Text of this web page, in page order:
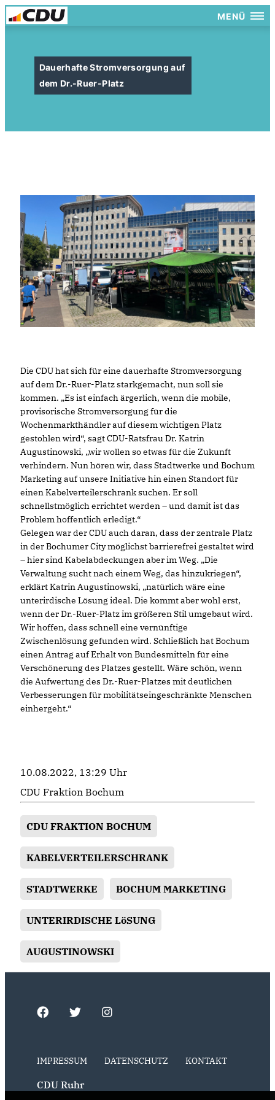
MENÜ
Dauerhafte Stromversorgung auf
dem Dr.-Ruer-Platz
Die CDU hat sich für eine dauerhafte Stromversorgung
auf dem Dr.-Ruer-Platz starkgemacht, nun soll sie
kommen. „Es ist einfach ärgerlich, wenn die mobile,
provisorische Stromversorgung für die
Wochenmarkthändler auf diesem wichtigen Platz
gestohlen wird“, sagt CDU-Ratsfrau Dr. Katrin
Augustinowski, „wir wollen so etwas für die Zukunft
verhindern. Nun hören wir, dass Stadtwerke und Bochum
Marketing auf unsere Initiative hin einen Standort für
einen Kabelverteilerschrank suchen. Er soll
schnellstmöglich errichtet werden – und damit ist das
Problem hoffentlich erledigt.“
Gelegen war der CDU auch daran, dass der zentrale Platz
in der Bochumer City möglichst barrierefrei gestaltet wird
– hier sind Kabelabdeckungen aber im Weg. „Die
Verwaltung sucht nach einem Weg, das hinzukriegen“,
erklärt Katrin Augustinowski, „natürlich wäre eine
unterirdische Lösung ideal. Die kommt aber wohl erst,
wenn der Dr.-Ruer-Platz im größeren Stil umgebaut wird.
Wir hoffen, dass schnell eine vernünftige
Zwischenlösung gefunden wird. Schließlich hat Bochum
einen Antrag auf Erhalt von Bundesmitteln für eine
Verschönerung des Platzes gestellt. Wäre schön, wenn
die Aufwertung des Dr.-Ruer-Platzes mit deutlichen
Verbesserungen für mobilitätseingeschränkte Menschen
einhergeht.“
10.08.2022, 13:29 Uhr
CDU Fraktion Bochum
CDU FRAKTION BOCHUM
KABELVERTEILERSCHRANK
STADTWERKE BOCHUM MARKETING
UNTERIRDISCHE LöSUNG
AUGUSTINOWSKI
IMPRESSUM DATENSCHUTZ KONTAKT
CDU Ruhr